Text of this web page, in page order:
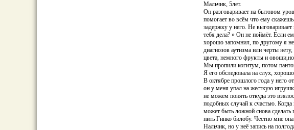
Мальчик, 5лет.
Он разговаривает на бытовом
помогает во всём что ему
задержку у него. Не
тебя дела? » Он не поймёт. Если
хорошо запомнил, по другому я не
диагнозов аутизма или черты
цвета, немного фрукты и
Мы пропили когитум, потом
Я его обследовала на слух,
В октябре прошлого года у него
он у меня упал на жесткую
не можем понять откуда это
подобных случай к счастью.
может быть ложной снова сделать
пить Гинко билобу. Честно мне
Нальчик, но у неё запись на